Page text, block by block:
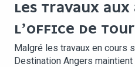
LES TRAVAUX AUX
L’OFFICE DE
Malgré les travaux en cours
Destination Angers maintient